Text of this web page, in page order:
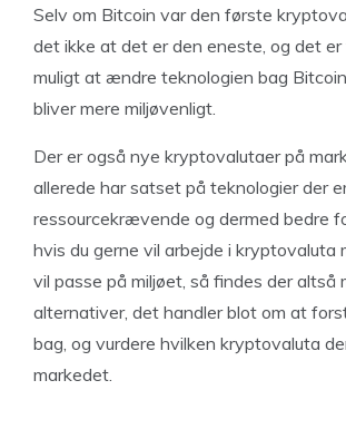
Selv om Bitcoin var den første
det ikke at det er den eneste, og det
muligt at ændre teknologien bag
bliver mere miljøvenligt.
Der er også nye kryptovalutaer på
allerede har satset på teknologier der
ressourcekrævende og dermed bedre
hvis du gerne vil arbejde i kryptovaluta
vil passe på miljøet, så findes der altså
alternativer, det handler blot om at
bag, og vurdere hvilken kryptovaluta
markedet.